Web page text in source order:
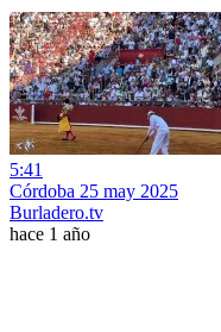
5:41
Córdoba 25 may 2025
Burladero.tv
hace 1 año